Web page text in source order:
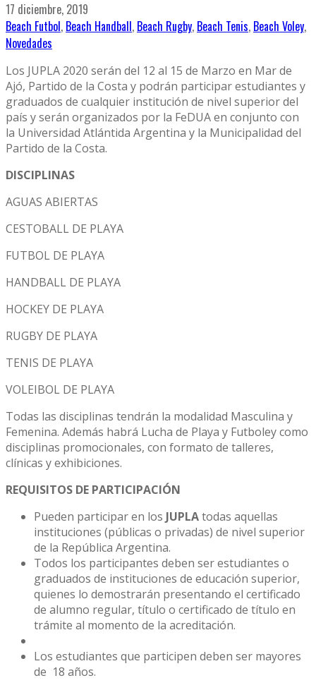
17 diciembre, 2019
Beach Futbol, Beach Handball, Beach Rugby, Beach Tenis, Beach Voley,
Novedades
Los JUPLA 2020 serán del 12 al 15 de Marzo en Mar de
Ajó, Partido de la Costa y podrán participar estudiantes y
graduados de cualquier institución de nivel superior del
país y serán organizados por la FeDUA en conjunto con
la Universidad Atlántida Argentina y la Municipalidad del
Partido de la Costa.
DISCIPLINAS
AGUAS ABIERTAS
CESTOBALL DE PLAYA
FUTBOL DE PLAYA
HANDBALL DE PLAYA
HOCKEY DE PLAYA
RUGBY DE PLAYA
TENIS DE PLAYA
VOLEIBOL DE PLAYA
Todas las disciplinas tendrán la modalidad Masculina y
Femenina. Además habrá Lucha de Playa y Futboley como
disciplinas promocionales, con formato de talleres,
clínicas y exhibiciones.
REQUISITOS DE PARTICIPACIÓN
Pueden participar en los JUPLAtodas aquellas
instituciones (públicas o privadas) de nivel superior
de la República Argentina.
Todos los participantes deben ser estudiantes o
graduados de instituciones de educación superior,
quienes lo demostrarán presentando el certificado
de alumno regular, título o certificado de título en
trámite al momento de la acreditación.
Los estudiantes que participen deben ser mayores
de 18 años.